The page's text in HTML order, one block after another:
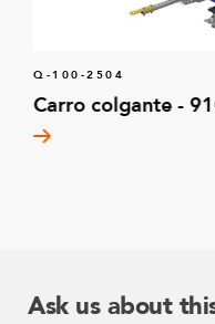
Q-100-2504
Carro colgante -
Ask us about